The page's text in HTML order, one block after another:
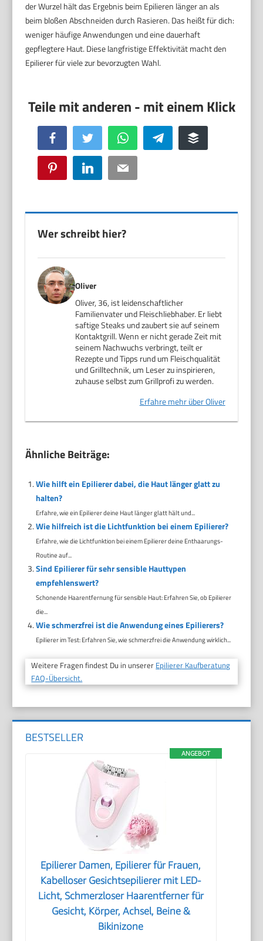
der Wurzel hält das Ergebnis beim Epilieren länger an als
beim bloßen Abschneiden durch Rasieren. Das heißt für dich:
weniger häufige Anwendungen und eine dauerhaft
gepflegtere Haut. Diese langfristige Effektivität macht den
Epilierer für viele zur bevorzugten Wahl.
Facebook Twitter WhatsApp Telegram Buffer
Pinterest LinkedIn Email
Wer schreibt hier?
Oliver
Oliver, 36, ist leidenschaftlicher
Familienvater und Fleischliebhaber. Er liebt
saftige Steaks und zaubert sie auf seinem
Kontaktgrill. Wenn er nicht gerade Zeit mit
seinem Nachwuchs verbringt, teilt er
Rezepte und Tipps rund um Fleischqualität
und Grilltechnik, um Leser zu inspirieren,
zuhause selbst zum Grillprofi zu werden.
Erfahre mehr über Oliver
Ähnliche Beiträge:
Wie hilft ein Epilierer dabei, die Haut länger glatt zu
halten?
Erfahre, wie ein Epilierer deine Haut länger glatt hält und...
Wie hilfreich ist die Lichtfunktion bei einem Epilierer?
Erfahre, wie die Lichtfunktion bei einem Epilierer deine Enthaarungs-
Routine auf...
Sind Epilierer für sehr sensible Hauttypen
empfehlenswert?
Schonende Haarentfernung für sensible Haut: Erfahren Sie, ob Epilierer
die...
Wie schmerzfrei ist die Anwendung eines Epilierers?
Epilierer im Test: Erfahren Sie, wie schmerzfrei die Anwendung wirklich...
Weitere Fragen findest Du in unserer Epilierer Kaufberatung
FAQ-Übersicht.
BESTSELLER
ANGEBOT
Epilierer Damen, Epilierer für Frauen,
Kabelloser Gesichtsepilierer mit LED-
Licht, Schmerzloser Haarentferner für
Gesicht, Körper, Achsel, Beine &
Bikinizone